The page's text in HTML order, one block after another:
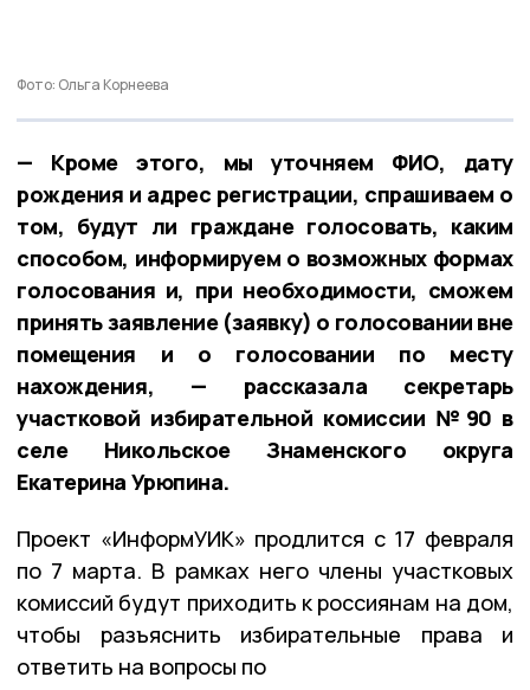
Фото: Ольга Корнеева
— Кроме этого, мы уточняем ФИО, дату
рождения и адрес регистрации, спрашиваем о
том, будут ли граждане голосовать, каким
способом, информируем о возможных формах
голосования и, при необходимости, сможем
принять заявление (заявку) о голосовании вне
помещения и о голосовании по месту
нахождения, — рассказала секретарь
участковой избирательной комиссии №90 в
селе Никольское Знаменского округа
Екатерина Урюпина.
Проект «ИнформУИК» продлится с 17 февраля
по 7 марта. В рамках него члены участковых
комиссий будут приходить к россиянам на дом,
чтобы разъяснить избирательные права и
ответить на вопросы по